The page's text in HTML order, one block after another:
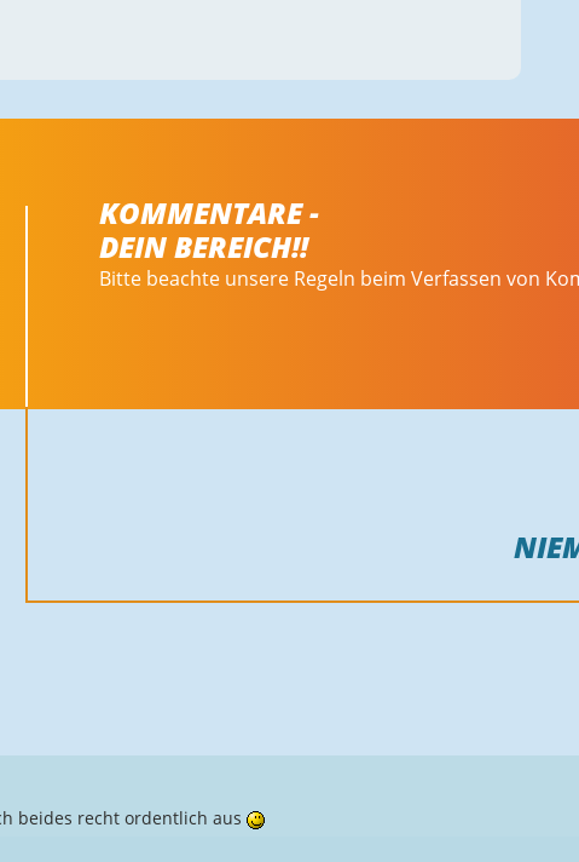
KOMMENTARE -
DEIN BEREICH!!
Bitte beachte unsere Regeln beim Verfassen von
beides recht ordentlich aus